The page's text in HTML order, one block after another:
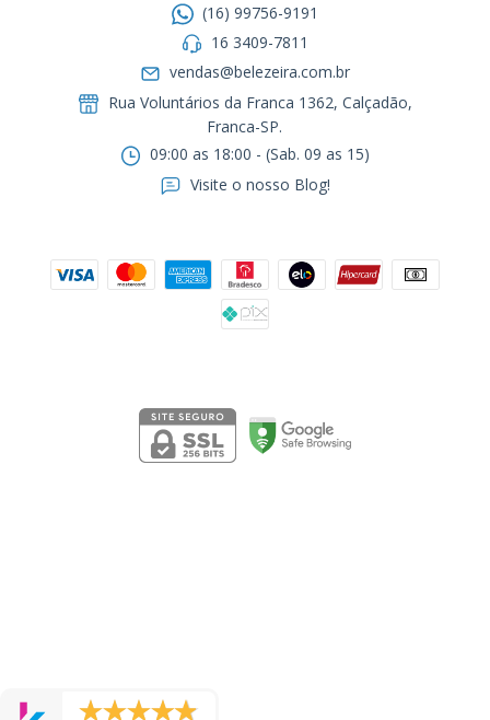
(16) 99756-9191
16 3409-7811
vendas@belezeira.com.br
Rua Voluntários da Franca 1362, Calçadão,
Franca-SP.ㅤㅤㅤㅤㅤㅤㅤㅤㅤㅤㅤ
09:00 as 18:00 - (Sab. 09 as 15)
Visite o nosso Blog!